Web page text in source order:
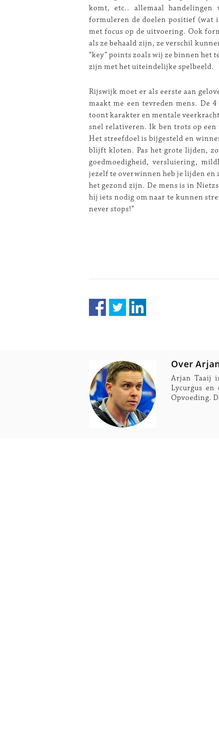
komt, etc.. allemaal handelingen
formuleren de doelen positief (wat
met focus op de uitvoering. Ook
als ze behaald zijn, ze verschil
“key” points zoals wij ze binnen het
zijn met het uiteindelijke spelbeeld.
Rijswijk moet er als eerste aan
maakt me een tevreden mens. De
toont karakter en mentale
snel relativeren. Ik ben trots op een
Het streefdoel is bijgesteld en
blijft kloten. Pas het grote lijden,
goedmoedigheid, versluiering,
jezelf te overwinnen heb je lijden en
het gezond zijn. De mens is in
hij iets nodig om naar te kunnen
never stops!”
Over
Arjan Taaij
Lycurgus en
Opvoeding.